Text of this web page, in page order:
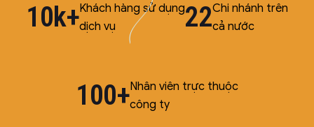
10k+Khách hàng sử dụng
dịch vụ
22Chi nhánh trên
cả nước
100+Nhân viên trực thuộc
công ty